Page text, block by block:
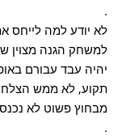
.
לא יודע למה לייחס
למשחק הגנה מצוין
יהיה עבד עבורם
תקוע, לא ממש
מבחוץ פשוט לא
.